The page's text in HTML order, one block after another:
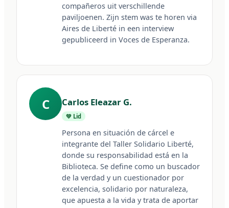
compañeros uit verschillende
paviljoenen. Zijn stem was te horen via
Aires de Liberté in een interview
gepubliceerd in Voces de Esperanza.
C Carlos Eleazar G.
💚 Lid
Persona en situación de cárcel e
integrante del Taller Solidario Liberté,
donde su responsabilidad está en la
Biblioteca. Se define como un buscador
de la verdad y un cuestionador por
excelencia, solidario por naturaleza,
que apuesta a la vida y trata de aportar